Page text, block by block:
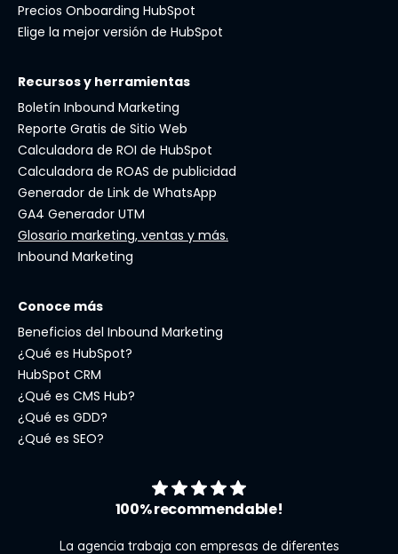
Precios Onboarding HubSpot
Elige la mejor versión de HubSpot
Recursos y herramientas
Boletín Inbound Marketing
Reporte Gratis de Sitio Web
Calculadora de ROI de HubSpot
Calculadora de ROAS de publicidad
Generador de Link de WhatsApp
GA4 Generador UTM
Glosario marketing, ventas y más.
Inbound Marketing
Conoce más
Beneficios del Inbound Marketing
¿Qué es HubSpot?
HubSpot CRM
¿Qué es CMS Hub?
¿Qué es GDD?
¿Qué es SEO?
100% recommendable!
La agencia trabaja con empresas de diferentes